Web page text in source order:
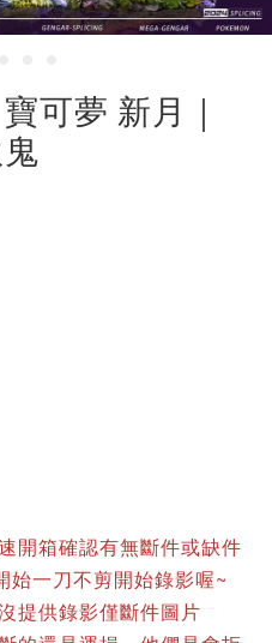
可夢 新月｜
開箱確認有無斷件或缺件
始一刀不剪開始錄影喔~
提供錄影僅斷件圖片